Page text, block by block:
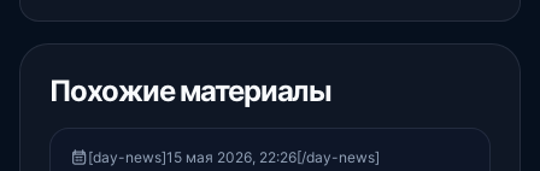
Похожие материалы
[day-news]15 мая 2026, 22:26[/day-news]